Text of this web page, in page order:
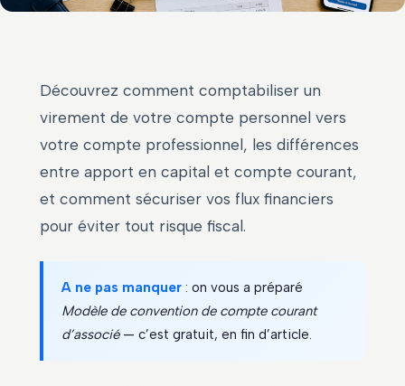
Découvrez comment comptabiliser un
virement de votre compte personnel vers
votre compte professionnel, les différences
entre apport en capital et compte courant,
et comment sécuriser vos flux financiers
pour éviter tout risque fiscal.
A ne pas manquer : on vous a préparé
Modèle de convention de compte courant
d’associé— c’est gratuit, en fin d’article.